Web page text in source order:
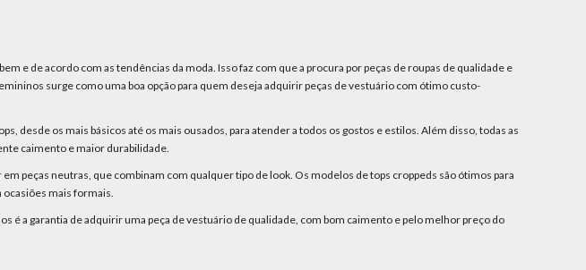
e de acordo com as tendências da moda. Isso faz com que a procura por peças de roupas de qualidade e
surge como uma boa opção para quem deseja adquirir peças de vestuário com ótimo custo-
desde os mais básicos até os mais ousados, para atender a todos os gostos e estilos. Além disso, todas as
caimento e maior durabilidade.
peças neutras, que combinam com qualquer tipo de look. Os modelos de tops croppeds são ótimos para
ocasiões mais formais.
é a garantia de adquirir uma peça de vestuário de qualidade, com bom caimento e pelo melhor preço do